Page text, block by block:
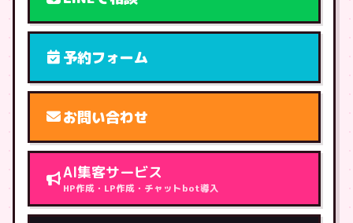
予約フォーム
お問い合わせ
AI集客サービス
HP作成・LP作成・チャットbot導入